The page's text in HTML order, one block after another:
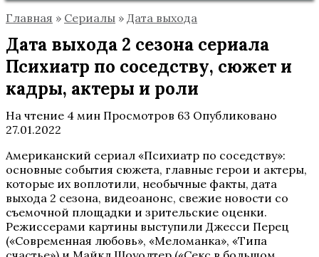
Главная » Сериалы » Дата выхода
Дата выхода 2 сезона сериала
Психиатр по соседству, сюжет и
кадры, актеры и роли
На чтение 4 мин Просмотров 63 Опубликовано
27.01.2022
Американский сериал «Психиатр по соседству»:
основные события сюжета, главные герои и актеры,
которые их воплотили, необычные факты, дата
выхода 2 сезона, видеоанонс, свежие новости со
съемочной площадки и зрительские оценки.
Режиссерами картины выступили Джесси Перец
(«Современная любовь», «Меломанка», «Типа